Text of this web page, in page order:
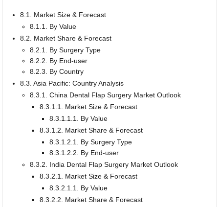
8.1. Market Size & Forecast
8.1.1. By Value
8.2. Market Share & Forecast
8.2.1. By Surgery Type
8.2.2. By End-user
8.2.3. By Country
8.3. Asia Pacific: Country Analysis
8.3.1. China Dental Flap Surgery Market Outlook
8.3.1.1. Market Size & Forecast
8.3.1.1.1. By Value
8.3.1.2. Market Share & Forecast
8.3.1.2.1. By Surgery Type
8.3.1.2.2. By End-user
8.3.2. India Dental Flap Surgery Market Outlook
8.3.2.1. Market Size & Forecast
8.3.2.1.1. By Value
8.3.2.2. Market Share & Forecast